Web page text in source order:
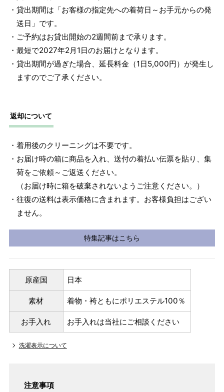
・貸出期間は「お客様の指定先への着荷日～お手元からの発
送日」です。
・ご予約はお貸出開始の2週間前まで承ります。
・最短で2027年2月1日のお届けとなります。
・貸出期間が過ぎた場合、延長料金（1日5,000円）が発生し
ますのでご了承ください。
返却について
・着用後のクリーニングは不要です。
・お届け時の箱に商品を入れ、送付の着払い伝票を貼り、集
荷をご依頼～ご返送ください。
（お届け時に箱を破棄されないようご注意ください。）
・往復の送料は表示価格に含まれます。お客様負担はござい
ません。
特集記事はこちら
原産国 日本
素材 着物・袴ともにポリエステル100％
お手入れ お手入れは当社にご相談ください
洗濯表示について
注意事項